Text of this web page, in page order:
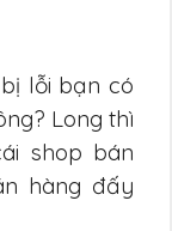
lỗi bạn có
Long thì
shop bán
hàng đấy